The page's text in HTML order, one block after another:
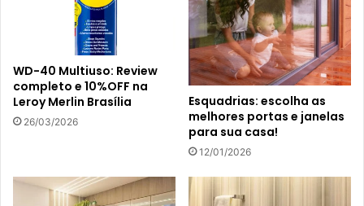
WD-40 Multiuso: Review
completo e 10%OFF na
Leroy Merlin Brasília
26/03/2026
Esquadrias: escolha as
melhores portas e janelas
para sua casa!
12/01/2026